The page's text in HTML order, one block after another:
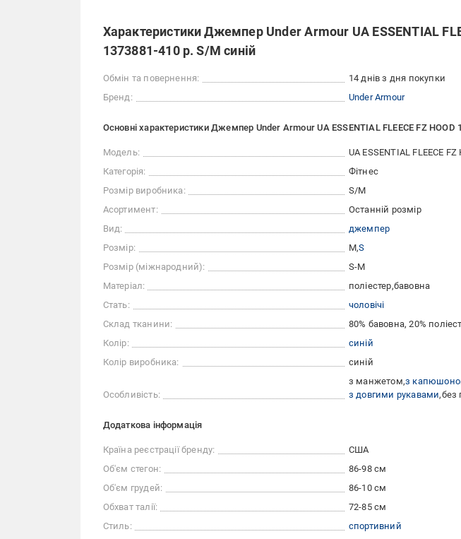
Характеристики Джемпер Under Armour UA ESSENTIAL
1373881-410 р. S/M синій
Обмін та повернення:
14 днів з дня покупки
Бренд:
Under Armour
Основні характеристики Джемпер Under Armour UA ESSENTIAL FLEECE FZ HOOD
Модель:
UA ESSENTIAL FLEECE FZ
Категорія:
Фітнес
Розмір виробника:
S/M
Асортимент:
Останній розмір
Вид:
джемпер
Розмір:
M S
Розмір (міжнародний):
S-M
Матеріал:
поліестер бавовна
Стать:
чоловічі
Склад тканини:
80% бавовна, 20%
Колір:
синій
Колір виробника:
синій
Особливість:
з манжетом з
з довгими рукавами без
Додаткова інформація
Країна реєстрації бренду:
США
Об'єм стегон:
86-98 см
Об'єм грудей:
86-10 см
Обхват талії:
72-85 см
Стиль:
спортивний